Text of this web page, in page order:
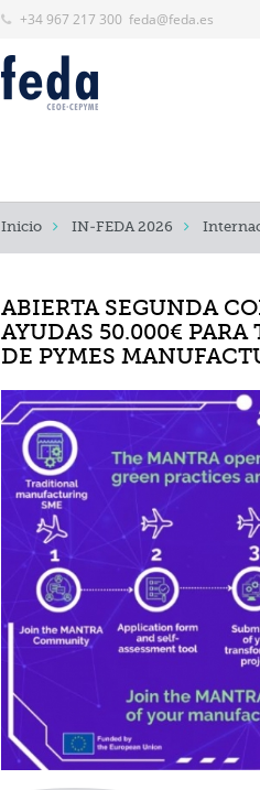
+34 967 217 300 feda@feda.es
Inicio IN-FEDA 2026
ABIERTA SEGUNDA
AYUDAS 50.000€
DE PYMES